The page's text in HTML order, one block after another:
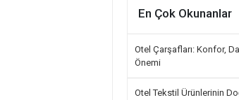
En Çok Okunanlar
Otel Çarşafları: Konfor,
Önemi
Otel Tekstil Ürünlerinin